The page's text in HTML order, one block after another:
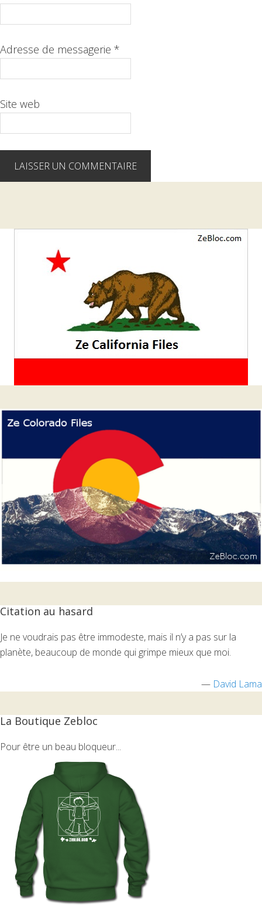
Adresse de messagerie *
Site web
latérale
Citation au hasard
Je ne voudrais pas être immodeste, mais il n’y a pas sur la
planète, beaucoup de monde qui grimpe mieux que moi.
— David Lama
La Boutique Zebloc
Pour être un beau bloqueur...